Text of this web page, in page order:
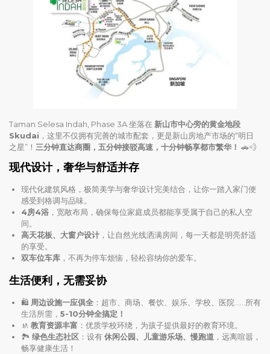
Taman Selesa Indah, Phase 3A 坐落在 新山市中心旁的黄金地段
Skudai ，这里不仅拥有完善的城市配套，更是新山房地产市场的“明日
之星”！ 三分钟直达商圈，五分钟接驳高速，十分钟畅享都市繁华！ 🚗💨
现代设计，奢华与舒适并存
现代化建筑风格，极简美学与奢华设计完美结合，让你一踏入家门便
感受到格调与品味。
4房4浴 ，宽敞布局，确保每位家庭成员都能享受属于自己的私人空
间。
高天花板、大窗户设计 ，让自然光线洒满房间，每一天都是明亮舒适
的享受。
双车位车库 ，不再为停车烦恼，轻松容纳你的爱车。
生活便利，无需妥协
🛍 周边设施一应俱全 ：超市、商场、餐饮、娱乐、学校、医院……所有
生活所需， 5-10分钟全搞定！
🚸 教育资源丰富 ：优质学校环绕，为孩子提供最好的教育环境。
🏞 绿色生态社区 ：设有休闲公园、儿童游乐场、慢跑道 ，远离喧嚣，
畅享健康生活！